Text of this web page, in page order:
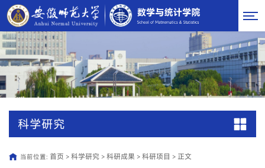
科学研究
当前位置: 首页 > 科学研究> 科研成果 > 科研项目 > 正文